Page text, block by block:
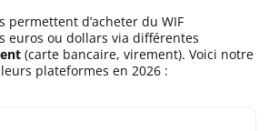
permettent d’acheter du WIF
euros ou dollars via différentes
(carte bancaire, virement). Voici notre
plateformes en 2026 :